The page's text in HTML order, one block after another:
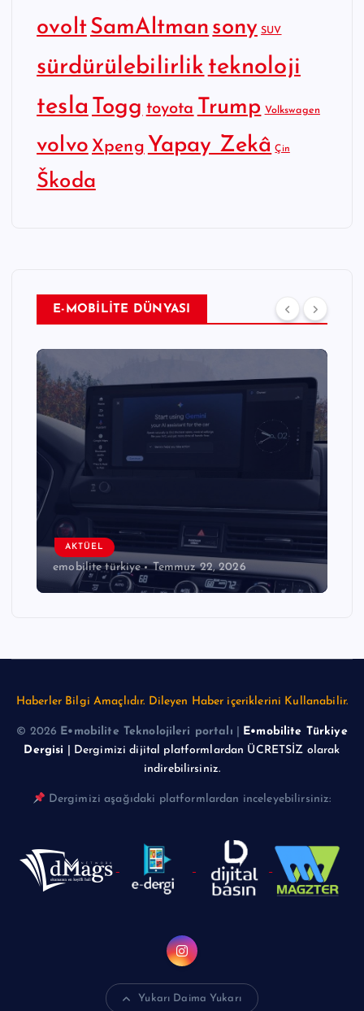
ovoltSamAltman sony SUV
sürdürülebilirlik teknoloji
tesla Togg toyota Trump Volkswagen
volvo Xpeng Yapay Zekâ Çin
Škoda
E-MOBİLİTE DÜNYASI
AKTÜEL
emobilite türkiye Temmuz 22, 2026
Haberler Bilgi Amaçlıdır. Dileyen Haber içeriklerini Kullanabilir.
© 2026 E•mobilite Teknolojileri portalı
E•mobilite Türkiye
Dergisi | Dergimizi dijital platformlardan ÜCRETSİZ olarak
indirebilirsiniz.
Dergimizi aşağıdaki platformlardan inceleyebilirsiniz:
Yukarı Daima Yukarı